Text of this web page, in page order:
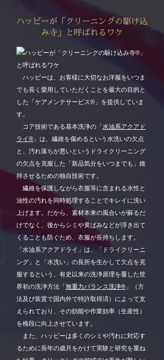
ハッピーが「クリーニングの駆け込
み寺」
と呼ばれるワケ
ハッピーは、お客様に大切なお洋服をいつま
でも長く愛用していただくことを最大の目的と
した「ケアメンテサービス®」を提供していま
す。
コア技術である基本洗浄の「 水油系アクアド
ライ® 」は、繊維を傷めるという水洗いの欠点
と、汚れ落ちが悪いというドライクリーニング
の欠点を克服した「新品気分をいつまでも」維
持させるための独自技術です。
繊維を保護しながら衣服等に含まれる水性と
油性の汚れを同時処理することでキレイに洗い
上げます。だから、素材本来の風合いが蘇るだ
けでなく、後からシミや黄ばみなどが浮き出て
くることも防ぐため、衣服が長持ちします。
「水油系アクアドライ」は、「ドライクリーニ
ング」と「水洗い」の長所を生かして欠点を克
服するという、有史以来の洗浄原理を覆した世
界初の洗浄方法「 無重力バランス洗浄® 」（方
法及び装置で国内外で特許取得済）によって支
えられており、その効能や作業効率（生産性）
を格段に向上させています。
また、ハッピーは多くのシミや汚れに対応す
るために長年の歳月をかけて実験と研究を重ね